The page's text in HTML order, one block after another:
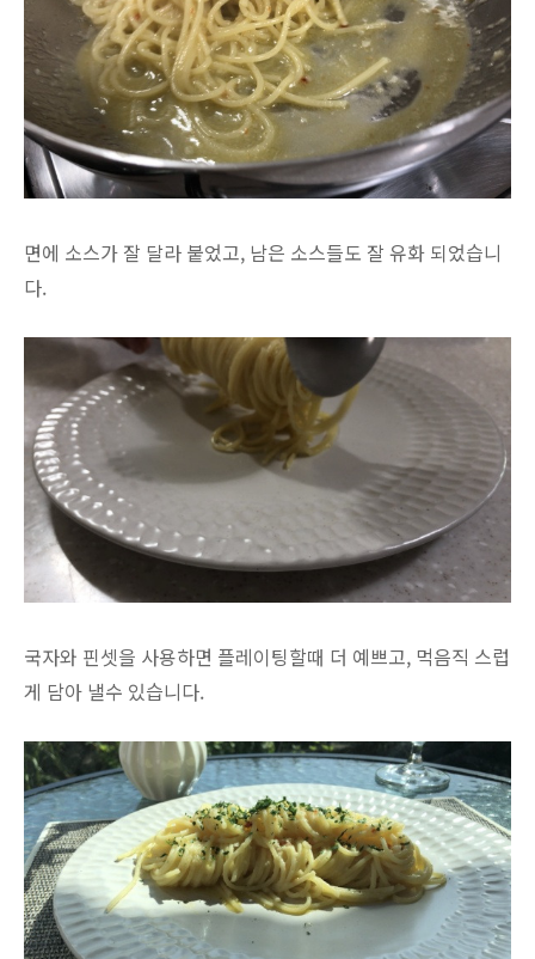
면에 소스가 잘 달라 붙었고, 남은 소스들도 잘 유화 되었습니
다.
국자와 핀셋을 사용하면 플레이팅할때 더 예쁘고, 먹음직 스럽
게 담아 낼수 있습니다.